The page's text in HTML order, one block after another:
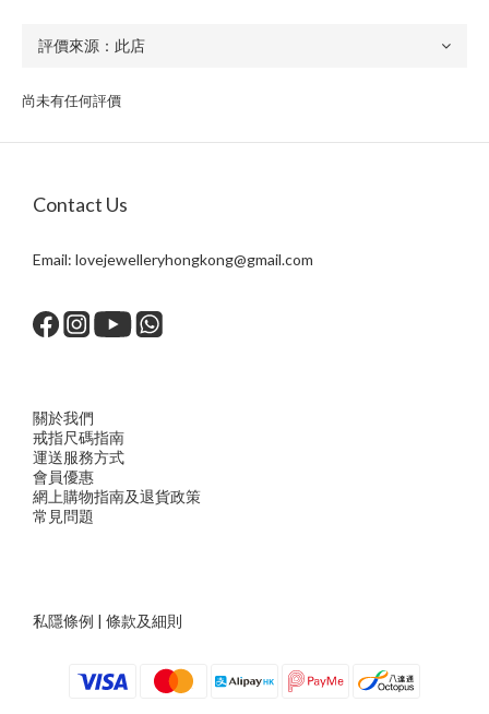
尚未有任何評價
Contact Us
Email: lovejewelleryhongkong@gmail.com
關於我們
戒指尺碼指南
運送服務方式
會員優惠
網上購物指南及退貨政策
常見問題
私隱條例 | 條款及細則